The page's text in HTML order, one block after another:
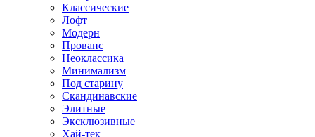
Классические
Лофт
Модерн
Прованс
Неоклассика
Минимализм
Под старину
Скандинавские
Элитные
Эксклюзивные
Хай-тек